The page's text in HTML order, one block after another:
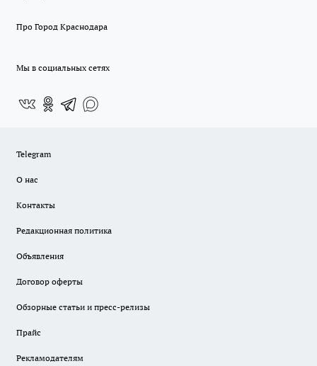
Про Город Краснодара
Мы в социальных сетях
Telegram
О нас
Контакты
Редакционная политика
Объявления
Договор оферты
Обзорные статьи и пресс-релизы
Прайс
Рекламодателям